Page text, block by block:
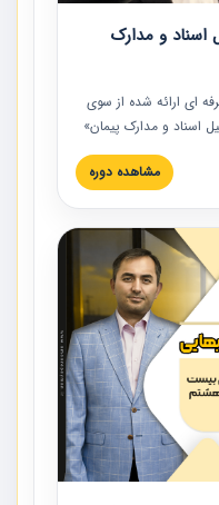
و مدارک
ای ارائه شده از سوی
اسناد و مدارک پیمان»
شد. در این آموزش
اولویت بندی اسناد
خصوص ارائه شده است.
مشاهده دوره